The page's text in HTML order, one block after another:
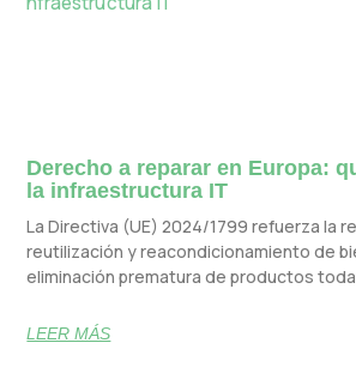
Derecho a reparar en Europa:
la infraestructura IT
La Directiva (UE) 2024/1799 refuerza la
reutilización y reacondicionamiento de
eliminación prematura de productos
LEER MÁS